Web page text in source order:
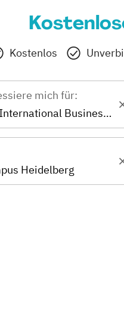
Kostenlos
mich für:
Master - International Business and Engineering (EN)
Heidelberg